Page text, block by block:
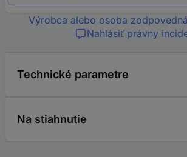
Výrobca alebo osoba
Nahlásiť právny
Technické parametre
Na stiahnutie